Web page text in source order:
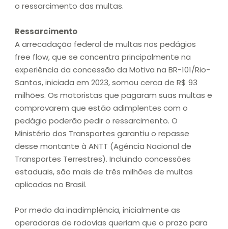
o ressarcimento das multas.
Ressarcimento
A arrecadação federal de multas nos pedágios
free flow, que se concentra principalmente na
experiência da concessão da Motiva na BR-101/Rio-
Santos, iniciada em 2023, somou cerca de R$ 93
milhões. Os motoristas que pagaram suas multas e
comprovarem que estão adimplentes com o
pedágio poderão pedir o ressarcimento. O
Ministério dos Transportes garantiu o repasse
desse montante à ANTT (Agência Nacional de
Transportes Terrestres). Incluindo concessões
estaduais, são mais de três milhões de multas
aplicadas no Brasil.
Por medo da inadimplência, inicialmente as
operadoras de rodovias queriam que o prazo para